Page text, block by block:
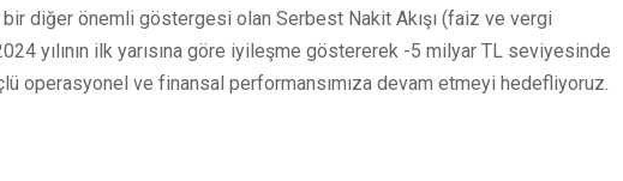
diğer önemli göstergesi olan Serbest Nakit Akışı (faiz ve vergi
yılının ilk yarısına göre iyileşme göstererek -5 milyar TL seviyesinde
operasyonel ve finansal performansımıza devam etmeyi hedefliyoruz.